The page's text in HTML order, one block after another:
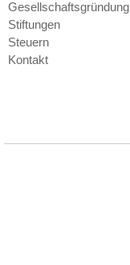
Gesellschaftsgründung
Stiftungen
Steuern
Kontakt